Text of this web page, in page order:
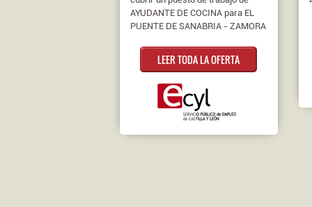
AYUDANTE DE COCINA para EL
PUENTE DE SANABRIA - ZAMORA
LEER TODA LA OFERTA